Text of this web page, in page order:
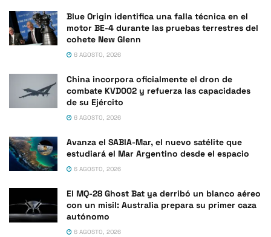
Blue Origin identifica una falla técnica en el
motor BE-4 durante las pruebas terrestres del
cohete New Glenn
6 AGOSTO, 2026
China incorpora oficialmente el dron de
combate KVD002 y refuerza las capacidades
de su Ejército
6 AGOSTO, 2026
Avanza el SABIA-Mar, el nuevo satélite que
estudiará el Mar Argentino desde el espacio
6 AGOSTO, 2026
El MQ-28 Ghost Bat ya derribó un blanco aéreo
con un misil: Australia prepara su primer caza
autónomo
6 AGOSTO, 2026